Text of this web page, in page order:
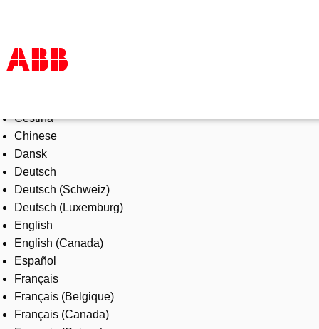
Products & Solutions
Industries
Services
About us
Where to buy
Contact us
Careers
Čeština
Chinese
Dansk
Deutsch
Deutsch (Schweiz)
Deutsch (Luxemburg)
English
English (Canada)
Español
Français
Français (Belgique)
Français (Canada)